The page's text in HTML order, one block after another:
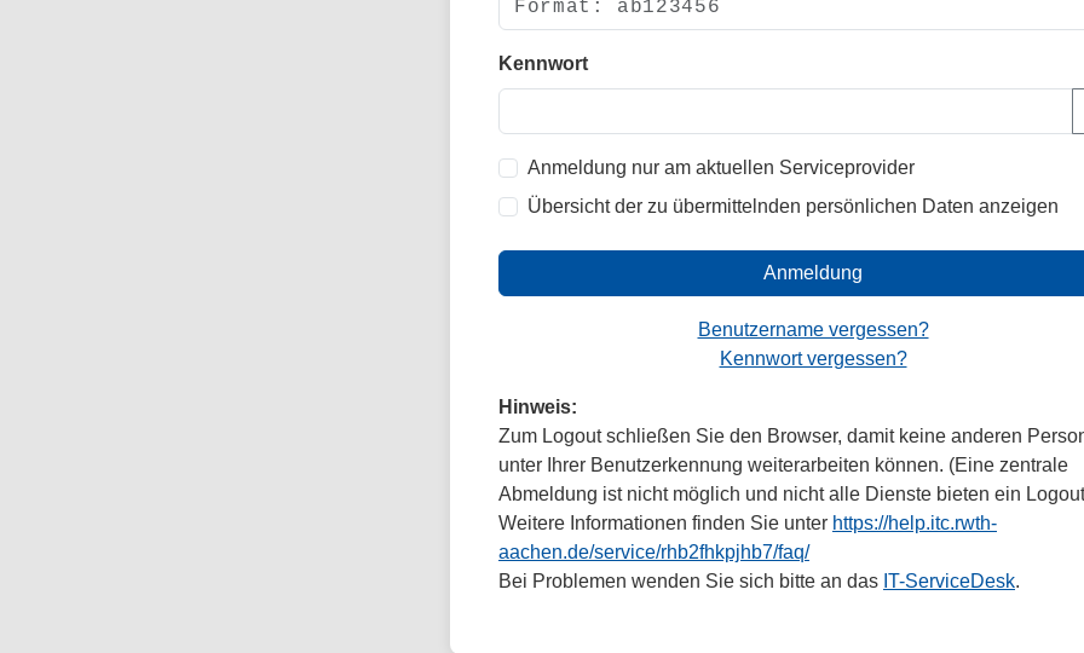
Kennwort
Anmeldung nur am aktuellen Serviceprovider
Übersicht der zu übermittelnden persönlichen Daten anzeigen
Anmeldung
Benutzername vergessen?
Kennwort vergessen?
Hinweis:
Zum Logout schließen Sie den Browser, damit keine anderen
unter Ihrer Benutzerkennung weiterarbeiten können. (Eine zentrale
Abmeldung ist nicht möglich und nicht alle Dienste bieten ein
Weitere Informationen finden Sie unter https://help.itc.rwth-
aachen.de/service/rhb2fhkpjhb7/faq/
Bei Problemen wenden Sie sich bitte an das IT-ServiceDesk.